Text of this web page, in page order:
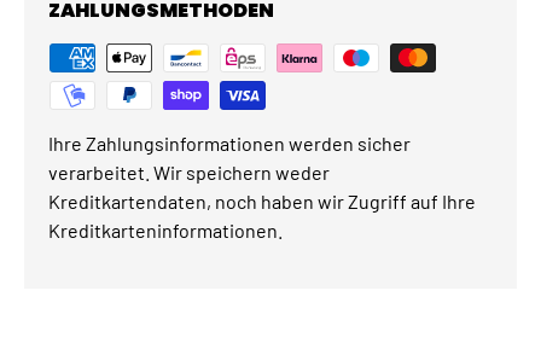
ZAHLUNGSMETHODEN
Ihre Zahlungsinformationen werden sicher
verarbeitet. Wir speichern weder
Kreditkartendaten, noch haben wir Zugriff auf Ihre
Kreditkarteninformationen.